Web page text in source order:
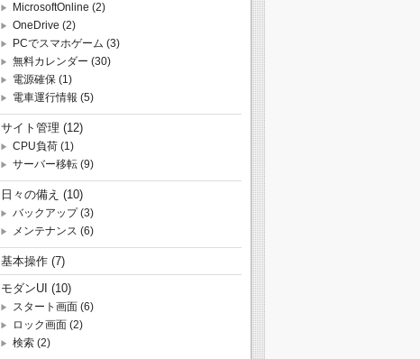
MicrosoftOnline (2)
OneDrive (2)
PCでスマホゲーム (3)
無料カレンダー (30)
電源確保 (1)
電車運行情報 (5)
サイト管理 (12)
CPU負荷 (1)
サーバー移転 (9)
日々の備え (10)
バックアップ(3)
メンテナンス (6)
基本操作 (7)
モダンUI (10)
スタート画面 (6)
ロック画面 (2)
検索 (2)